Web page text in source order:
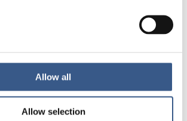
Allow all
Allow selection
kommer inte att delas med tredje